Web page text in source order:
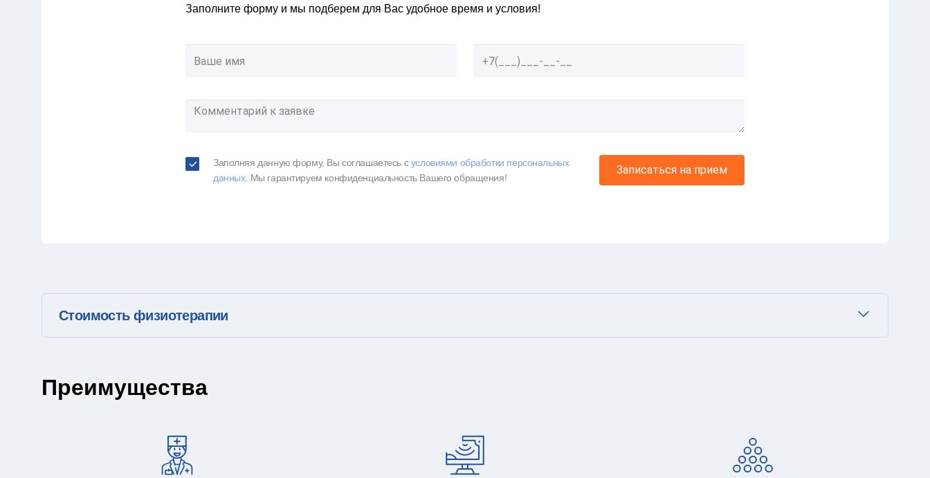
Заполните форму и мы подберем для Вас удобное время и условия!
Заполняя данную форму, Вы соглашаетесь cусловиями обработки персональных
данных. Мы гарантируем конфиденциальность Вашего обращения!
Записаться на прием
Стоимость физиотерапии
Преимущества